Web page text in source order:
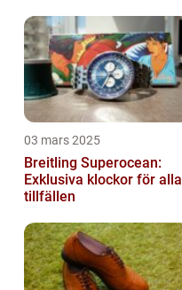
03 mars 2025
Breitling Superocean:
Exklusiva klockor för alla
tillfällen